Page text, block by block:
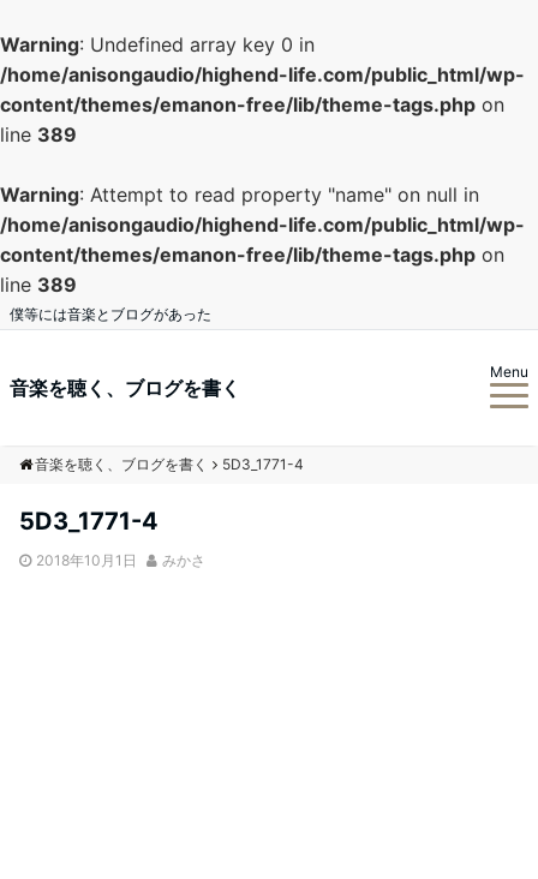
Warning: Undefined array key 0 in
/home/anisongaudio/highend-life.com/public_html/wp-
content/themes/emanon-free/lib/theme-tags.php on
line 389
Warning: Attempt to read property "name" on null in
/home/anisongaudio/highend-life.com/public_html/wp-
content/themes/emanon-free/lib/theme-tags.php on
line 389
僕等には音楽とブログがあった
音楽を聴く、ブログを書く
Menu
音楽を聴く、ブログを書く 5D3_1771-4
5D3_1771-4
2018年10月1日 みかさ